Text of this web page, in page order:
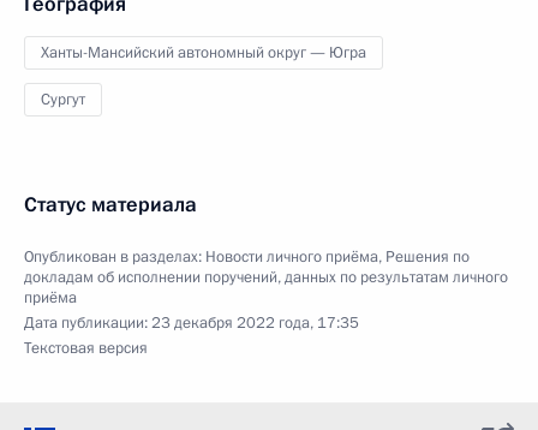
Ханты-Мансийский автономный округ — Югра
Сургут
Статус материала
Опубликован в разделах: Новости личного приёма, Решения по
докладам об исполнении поручений, данных по результатам личного
приёма
Дата публикации:23 декабря 2022 года, 17:35
Текстовая версия